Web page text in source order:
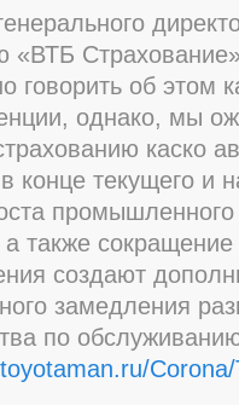
«ВТБ
говорить об этом
однако, мы
каско
конце текущего и
промышленного
также
создают
замедления
по